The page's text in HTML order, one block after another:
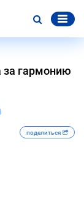
за гармонию
поделиться